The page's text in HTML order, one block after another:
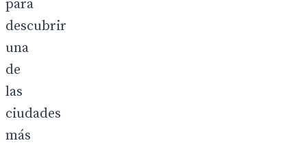
para
descubrir
una
de
las
ciudades
más